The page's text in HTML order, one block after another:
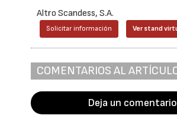
Altro Scandess, S.A.
Solicitar información Ver stand
COMENTARIOS AL
Deja un comentario